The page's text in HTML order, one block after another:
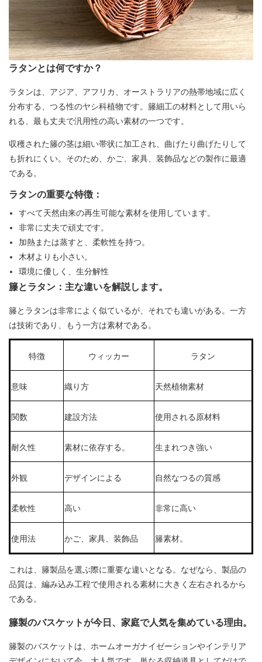
ラタンとは何ですか？
ラタンは、アジア、アフリカ、オーストラリアの熱帯地域に広く
分布する、つる性のヤシ科植物です。籐細工の材料として用いら
れる、最も丈夫で汎用性の高い素材の一つです。
収穫された籐の茎は細い帯状に加工され、曲げたり曲げたりして
も折れにくい。そのため、かご、家具、装飾品などの製作に最適
である。
ラタンの重要な特徴：
すべて天然由来の再生可能な素材を使用しています。
非常に丈夫で頑丈です。
加熱または蒸すと、柔軟性を持つ。
木材よりも小さい。
環境に優しく、生分解性
籐とラタン：主な違いを解説します。
籐とラタンは非常によく似ているが、それでも違いがある。一方
は技術であり、もう一方は素材である。
特徴 ウィッカー ラタン
意味 織り方 天然植物素材
関数 建設方法 使用される原材料
耐久性 素材に依存する。 生まれつき強い
外観 デザインによる 自然なつるの質感
柔軟性 高い 非常に高い
使用法 かご、家具、装飾品 籐素材。
これは、 籐製品を選ぶ際に重要な違いとなる。 なぜなら、製品の
品質は、編み込み工程で使用される素材に大きく左右されるから
である。
籐製のバスケットが今日、家庭で人気を集めている理由。
籐製のバスケットは、ホームオーガナイゼーションやインテリア